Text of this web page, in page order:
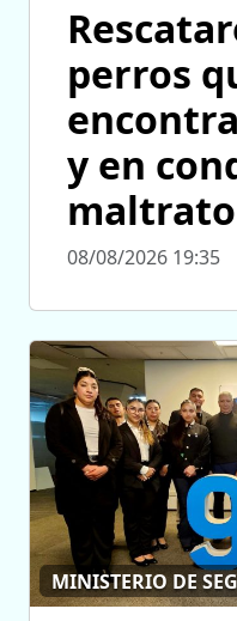
perros
y en
maltrato
08/08/2026 19:35
MINISTERIO DE